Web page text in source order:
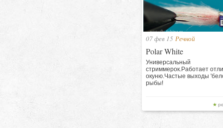
07 фев 15 Речной
Polar White
Универсальный
стриммерок.Работает
окуню.Частые выходы
рыбы!